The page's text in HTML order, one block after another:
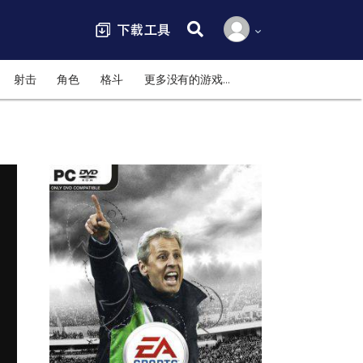
搜索:
射击 角色 格斗 更多没有的游戏…